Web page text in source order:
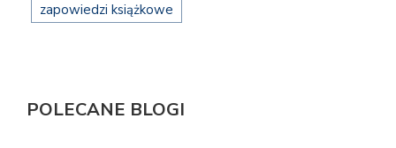
zapowiedzi książkowe
POLECANE BLOGI